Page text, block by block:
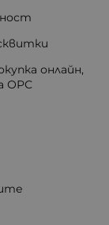
онлайн,
ОРС